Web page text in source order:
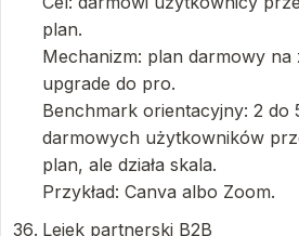
plan.
Mechanizm: plan darmowy na
upgrade do pro.
Benchmark orientacyjny: 2 do
darmowych użytkowników
plan, ale działa skala.
Przykład: Canva albo Zoom.
Lejek partnerski B2B